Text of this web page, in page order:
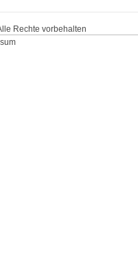
Rechte vorbehalten